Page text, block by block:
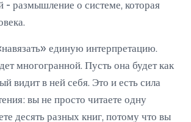
- размышление о системе, которая
единую интерпретацию.
многогранной. Пусть она будет как
видит в ней себя. Это и есть сила
вы не просто читаете одну
десять разных книг, потому что вы